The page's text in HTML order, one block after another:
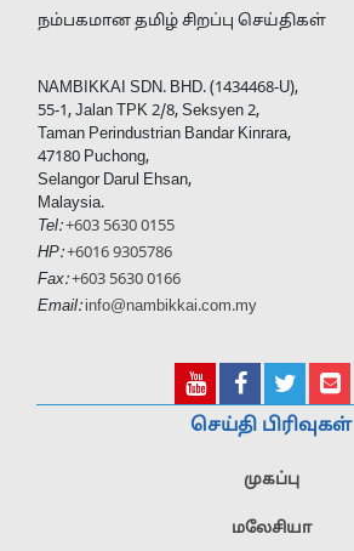
நம்பகமான தமிழ் சிறப்பு செய்திகள்
NAMBIKKAI SDN. BHD. (1434468-U),
55-1, Jalan TPK 2/8, Seksyen 2,
Taman Perindustrian Bandar Kinrara,
47180 Puchong,
Selangor Darul Ehsan,
Malaysia.
Tel:+603 5630 0155
HP:+6016 9305786
Fax: +603 5630 0166
Email: info@nambikkai.com.my
செய்தி பிரிவுகள்
முகப்பு
மலேசியா